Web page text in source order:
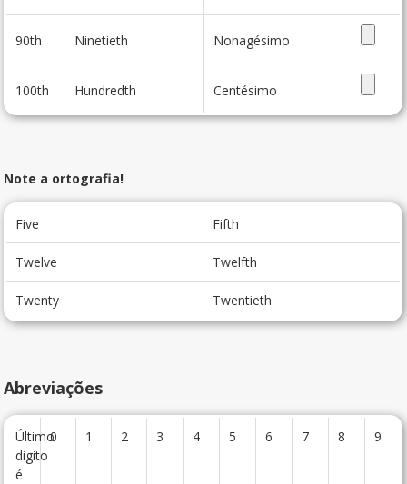
90th Ninetieth Nonagésimo
100th Hundredth Centésimo
Note a ortografia!
Five Fifth
Twelve Twelfth
Twenty Twentieth
Abreviações
Último
digito
é
0 1 2 3 4 5 6 7 8 9